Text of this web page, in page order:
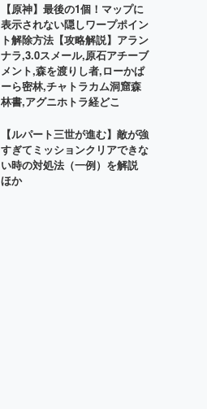
【原神】最後の1個！マップに
表示されない隠しワープポイン
ト解除方法【攻略解説】アラン
ナラ,3.0スメール,原石アチーブ
メント,森を渡りし者,ローかぱ
ーら密林,チャトラカム洞窟森
林書,アグニホトラ経どこ
【ルパート三世が進む】敵が強
すぎてミッションクリアできな
い時の対処法（一例）を解説
ほか